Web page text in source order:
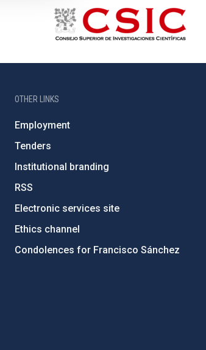
OTHER LINKS
Employment
Tenders
Institutional branding
RSS
Electronic services site
Ethics channel
Condolences for Francisco Sánchez